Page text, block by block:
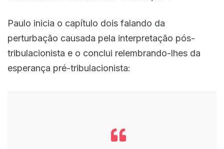
Paulo inicia o capítulo dois falando da
perturbação causada pela interpretação pós-
tribulacionista e o conclui relembrando-lhes da
esperança pré-tribulacionista: